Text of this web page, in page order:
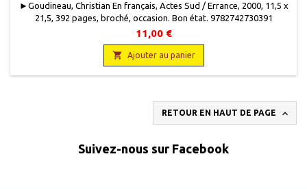
► Goudineau, Christian En français, Actes Sud / Errance, 2000, 11,5 x
21,5, 392 pages, broché, occasion. Bon état. 9782742730391
11,00 €
 Ajouter au panier
RETOUR EN HAUT DE PAGE 
Suivez-nous sur Facebook